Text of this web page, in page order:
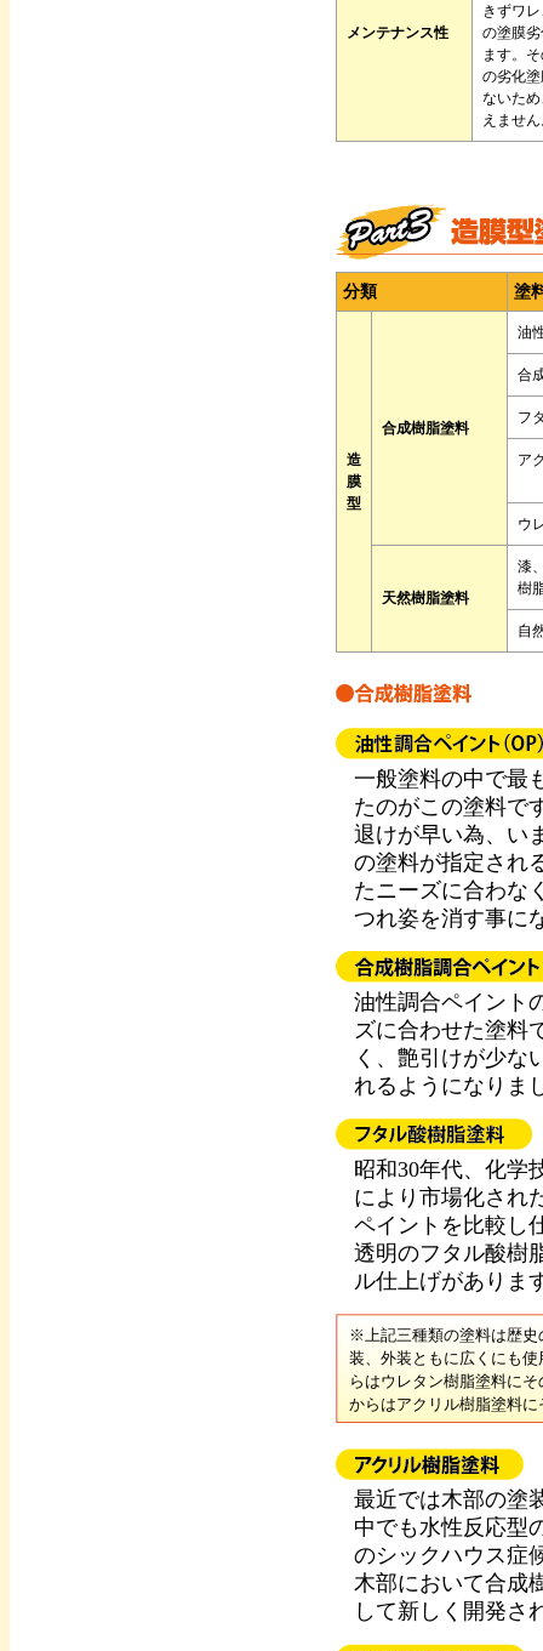
メンテナンス性
きずワ
の塗膜
ます。
の劣化
ないた
えませ
分類 塗
造
膜
型
合成樹脂塗料
油
合
フ
ア
ウ
天然樹脂塗料
漆
樹
自
一般塗料の中で最
たのがこの塗料で
退けが早い為、い
の塗料が指定され
たニーズに合わな
つれ姿を消す事に
油性調合ペイント
ズに合わせた塗料
く、艶引けが少な
れるようになりま
昭和30年代、化学
により市場化され
ペイントを比較し
透明のフタル酸樹
ル仕上げがありま
※上記三種類の塗料は歴史
装、外装ともに広くにも
らはウレタン樹脂塗料に
からはアクリル樹脂塗料
最近では木部の塗
中でも水性反応型
のシックハウス症
木部において合成
して新しく開発さ